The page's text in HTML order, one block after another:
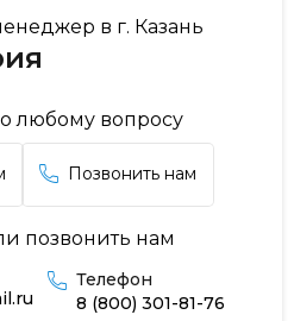
в г. Казань
любому вопросу
Позвонить нам
позвонить нам
Телефон
8 (800) 301-81-76